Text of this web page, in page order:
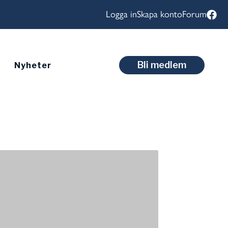
Logga inSkapa kontoForum
Nyheter Bli medlem